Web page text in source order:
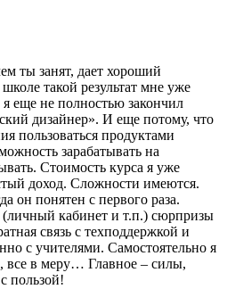
ты занят, дает хороший
такой результат мне уже
еще не полностью закончил
дизайнер». И еще потому, что
пользоваться продуктами
зарабатывать на
Стоимость курса я уже
доход. Сложности имеются.
он понятен с первого раза.
кабинет и т.п.) сюрпризы
связь с техподдержкой и
с учителями. Самостоятельно я
все в меру… Главное – силы,
пользой!